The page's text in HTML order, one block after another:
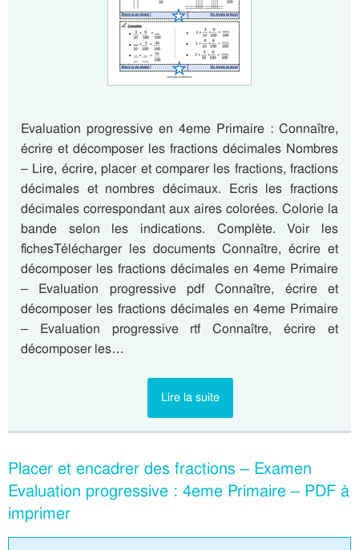
Evaluation progressive en 4eme Primaire : Connaître,
écrire et décomposer les fractions décimales Nombres
– Lire, écrire, placer et comparer les fractions, fractions
décimales et nombres décimaux. Ecris les fractions
décimales correspondant aux aires colorées. Colorie la
bande selon les indications. Complète. Voir les
fichesTélécharger les documents Connaître, écrire et
décomposer les fractions décimales en 4eme Primaire
– Evaluation progressive pdf Connaître, écrire et
décomposer les fractions décimales en 4eme Primaire
– Evaluation progressive rtf Connaître, écrire et
décomposer les…
Lire la suite
Placer et encadrer des fractions – Examen
Evaluation progressive : 4eme Primaire – PDF à
imprimer